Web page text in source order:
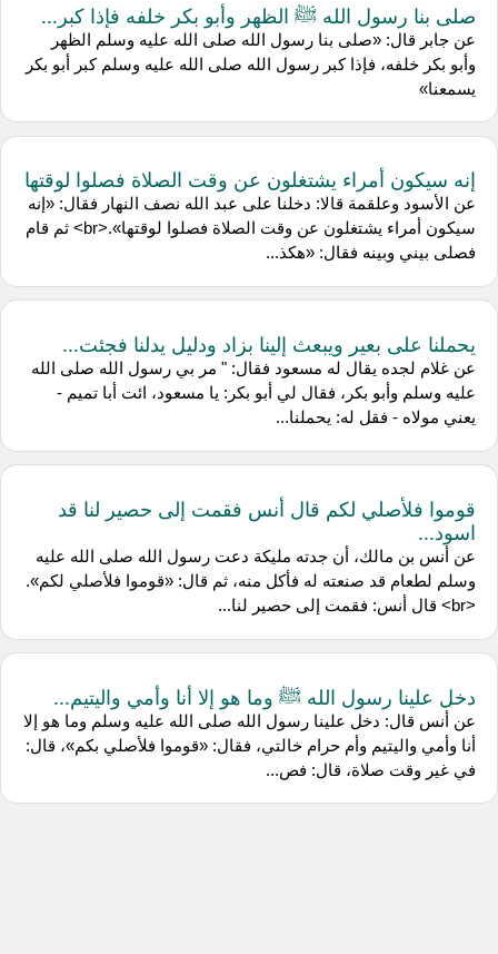
صلى بنا رسول الله ﷺ الظهر وأبو بكر خلفه فإذا كبر...
عن جابر قال: «صلى بنا رسول الله صلى الله عليه وسلم الظهر
وأبو بكر خلفه، فإذا كبر رسول الله صلى الله عليه وسلم كبر أبو بكر
يسمعنا»
إنه سيكون أمراء يشتغلون عن وقت الصلاة فصلوا لوقتها
عن الأسود وعلقمة قالا: دخلنا على عبد الله نصف النهار فقال: «إنه
سيكون أمراء يشتغلون عن وقت الصلاة فصلوا لوقتها».<br> ثم قام
فصلى بيني وبينه فقال: «هكذ...
يحملنا على بعير ويبعث إلينا بزاد ودليل يدلنا فجئت...
عن غلام لجده يقال له مسعود فقال: " مر بي رسول الله صلى الله
عليه وسلم وأبو بكر، فقال لي أبو بكر: يا مسعود، ائت أبا تميم -
يعني مولاه - فقل له: يحملنا...
قوموا فلأصلي لكم قال أنس فقمت إلى حصير لنا قد
اسود...
عن أنس بن مالك، أن جدته مليكة دعت رسول الله صلى الله عليه
وسلم لطعام قد صنعته له فأكل منه، ثم قال: «قوموا فلأصلي لكم».
<br> قال أنس: فقمت إلى حصير لنا...
دخل علينا رسول الله ﷺ وما هو إلا أنا وأمي واليتيم...
عن أنس قال: دخل علينا رسول الله صلى الله عليه وسلم وما هو إلا
أنا وأمي واليتيم وأم حرام خالتي، فقال: «قوموا فلأصلي بكم»، قال:
في غير وقت صلاة، قال: فص...